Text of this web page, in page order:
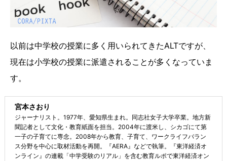
以前は中学校の授業に多く用いられてきたALTですが、
現在は小学校の授業に派遣されることが多くなっていま
す。
宮本さおり
ジャーナリスト。1977年、愛知県生まれ。同志社女子大学卒業。地方新
聞記者として文化・教育紙面を担当。2004年に渡米し、シカゴにて第
一子の子育てに専念。2008年から教育、子育て、ワークライフバラン
ス分野を中心に取材活動を再開。『AERA』などで執筆。『東洋経済オ
ンライン』の連載「中学受験のリアル」を含む教育ルポで東洋経済オン